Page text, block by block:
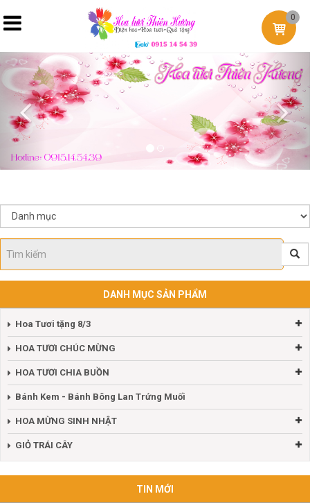
0
Previous
DANH MỤC SẢN PHẨM
Hoa Tươi tặng 8/3
HOA TƯƠI CHÚC MỪNG
HOA TƯƠI CHIA BUỒN
Bánh Kem - Bánh Bông Lan Trứng Muối
HOA MỪNG SINH NHẬT
GIỎ TRÁI CÂY
TIN MỚI